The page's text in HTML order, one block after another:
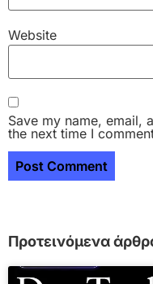
Website
Save my name, email,
the next time I
Προτεινόμενα